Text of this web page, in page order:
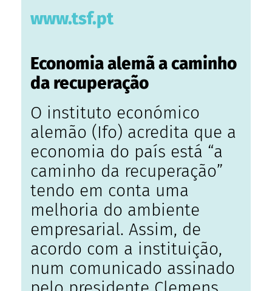
www.tsf.pt
Economia alemã a caminho
da recuperação
O instituto económico
alemão (Ifo) acredita que a
economia do país está “a
caminho da recuperação”
tendo em conta uma
melhoria do ambiente
empresarial. Assim, de
acordo com a instituição,
num comunicado assinado